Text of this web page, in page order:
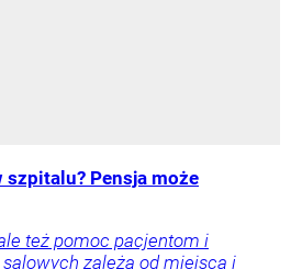
szpitalu? Pensja może
też pomoc pacjentom i
zależą od miejsca i